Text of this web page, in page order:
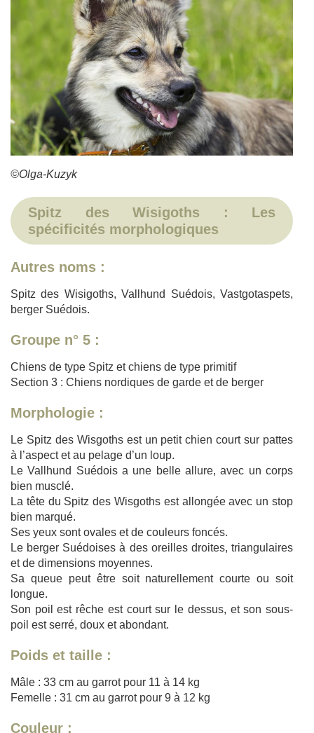
©Olga-Kuzyk
Spitz des Wisigoths : Les
spécificités morphologiques
Autres noms :
Spitz des Wisigoths, Vallhund Suédois, Vastgotaspets,
berger Suédois.
Groupe n° 5 :
Chiens de type Spitz et chiens de type primitif
Section 3 : Chiens nordiques de garde et de berger
Morphologie :
Le Spitz des Wisgoths est un petit chien court sur pattes
à l’aspect et au pelage d’un loup.
Le Vallhund Suédois a une belle allure, avec un corps
bien musclé.
La tête du Spitz des Wisgoths est allongée avec un stop
bien marqué.
Ses yeux sont ovales et de couleurs foncés.
Le berger Suédoises à des oreilles droites, triangulaires
et de dimensions moyennes.
Sa queue peut être soit naturellement courte ou soit
longue.
Son poil est rêche est court sur le dessus, et son sous-
poil est serré, doux et abondant.
Poids et taille :
Mâle : 33 cm au garrot pour 11 à 14 kg
Femelle : 31 cm au garrot pour 9 à 12 kg
Couleur :